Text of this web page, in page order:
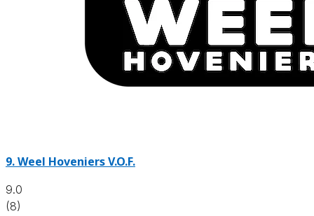
9.Weel Hoveniers V.O.F.
9.0
(8)